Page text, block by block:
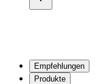
Empfehlungen
Produkte